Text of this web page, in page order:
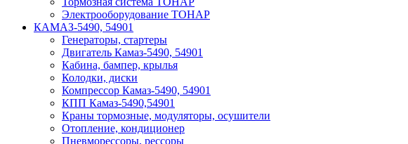
Электрооборудование ТОНАР
КАМАЗ-5490, 54901
Генераторы, стартеры
Двигатель Камаз-5490, 54901
Кабина, бампер, крылья
Колодки, диски
Компрессор Камаз-5490, 54901
КПП Камаз-5490,54901
Краны тормозные, модуляторы, осушители
Отопление, кондиционер
Пневморессоры, рессоры